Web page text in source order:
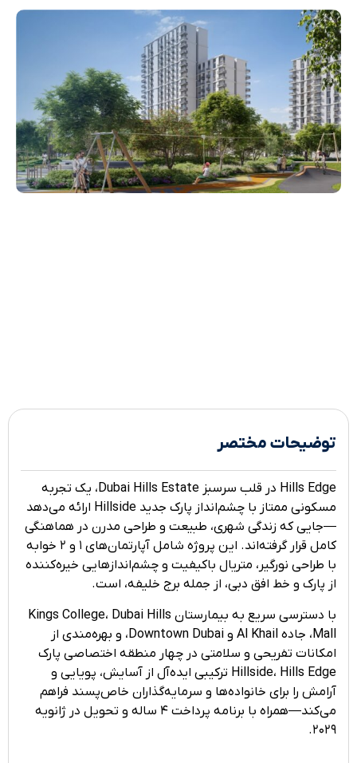
توضیحات مختصر
Hills Edge در قلب سرسبز Dubai Hills Estate، یک تجربه
مسکونی ممتاز با چشم‌انداز پارک جدید Hillside ارائه می‌دهد
—جایی که زندگی شهری، طبیعت و طراحی مدرن در هماهنگی
کامل قرار گرفته‌اند. این پروژه شامل آپارتمان‌های ۱ و ۲ خوابه
با طراحی نورگیر، متریال باکیفیت و چشم‌اندازهایی خیره‌کننده
از پارک و خط افق دبی، از جمله برج خلیفه، است.
با دسترسی سریع به بیمارستان Kings College، Dubai Hills
Mall، جاده Al Khail و Downtown Dubai، و بهره‌مندی از
امکانات تفریحی و سلامتی در چهار منطقه اختصاصی پارک
Hillside، Hills Edge ترکیبی ایده‌آل از آسایش، پویایی و
آرامش را برای خانواده‌ها و سرمایه‌گذاران خاص‌پسند فراهم
می‌کند—همراه با برنامه پرداخت ۴ ساله و تحویل در ژانویه
۲۰۲۹.